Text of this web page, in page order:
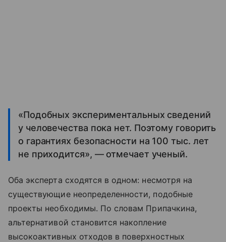
«Подобных экспериментальных сведений
у человечества пока нет. Поэтому говорить
о гарантиях безопасности на 100 тыс. лет
не приходится», — отмечает ученый.
Оба эксперта сходятся в одном: несмотря на
существующие неопределенности, подобные
проекты необходимы. По словам Припачкина,
альтернативой становится накопление
высокоактивных отходов в поверхностных